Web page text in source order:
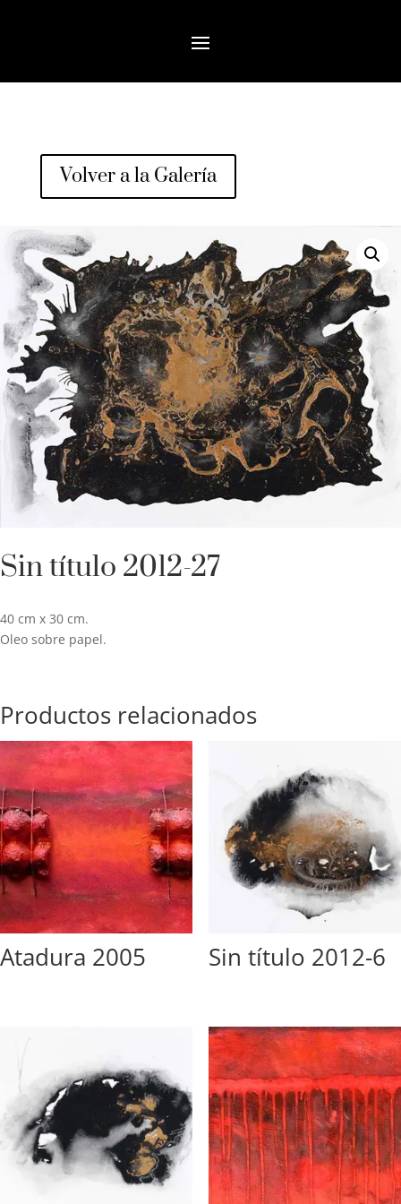
Volver a la Galería
Sin título 2012-27
40 cm x 30 cm.
Oleo sobre papel.
Productos relacionados
Atadura 2005 Sin título 2012-6